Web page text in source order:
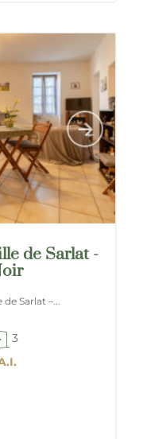
de Sarlat -
Sarlat –...
3